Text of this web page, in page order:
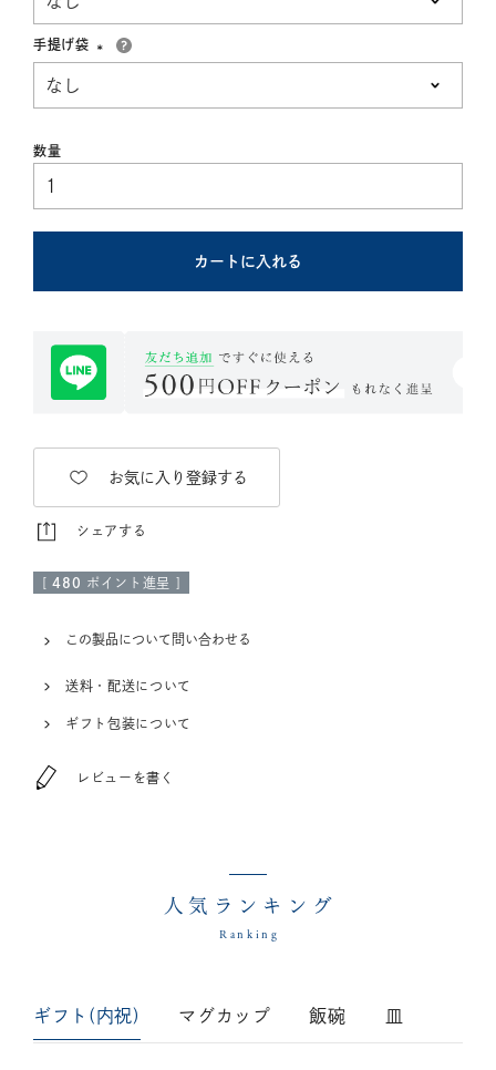
手提げ袋
カートに入れる
お気に入り登録する
シェアする
480 ポイント進呈 ]
この製品について問い合わせる
送料・配送について
ギフト包装について
レビューを書く
人気ランキング
Ranking
ギフト(内祝) マグカップ 飯碗 皿